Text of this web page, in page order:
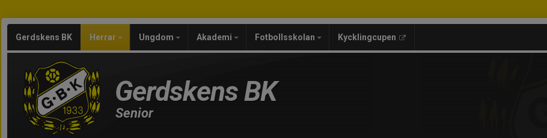
Gerdskens BK Herrar Ungdom Akademi Fotbollsskolan Kycklingcupen
Gerdskens BK
Senior